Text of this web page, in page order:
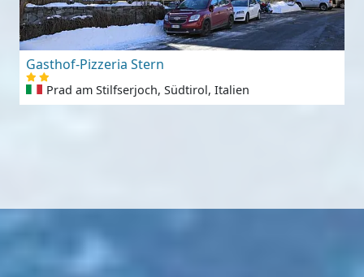
Gasthof-Pizzeria Stern
Prad am Stilfserjoch, Südtirol, Italien